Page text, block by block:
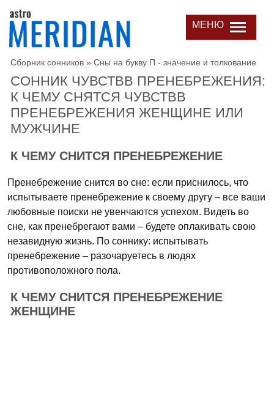
МЕНЮ
Сборник сонников » Сны на букву П - значение и толкование
СОННИК ЧУВСТВВ ПРЕНЕБРЕЖЕНИЯ:
К ЧЕМУ СНЯТСЯ ЧУВСТВВ
ПРЕНЕБРЕЖЕНИЯ ЖЕНЩИНЕ ИЛИ
МУЖЧИНЕ
К ЧЕМУ СНИТСЯ ПРЕНЕБРЕЖЕНИЕ
Пренебрежение снится во сне: если приснилось, что
испытываете пренебрежение к своему другу – все ваши
любовные поиски не увенчаются успехом. Видеть во
сне, как пренебрегают вами – будете оплакивать свою
незавидную жизнь. По соннику: испытывать
пренебрежение – разочаруетесь в людях
противоположного пола.
К ЧЕМУ СНИТСЯ ПРЕНЕБРЕЖЕНИЕ
ЖЕНЩИНЕ